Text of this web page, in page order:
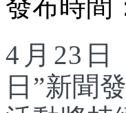
發布時間
4月23日
日”新聞